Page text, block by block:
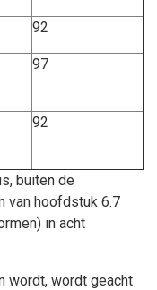
92
97
92
buiten de
van hoofdstuk 6.7
in acht
wordt, wordt geacht